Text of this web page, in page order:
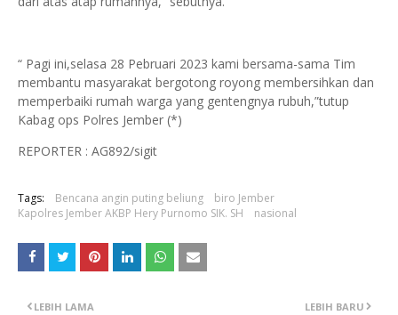
“ Pagi ini,selasa 28 Pebruari 2023 kami bersama-sama Tim
membantu masyarakat bergotong royong membersihkan dan
memperbaiki rumah warga yang gentengnya rubuh,”tutup
Kabag ops Polres Jember (*)
REPORTER : AG892/sigit
Tags: Bencana angin puting beliung
biro Jember
Kapolres Jember AKBP Hery Purnomo SIK. SH
nasional
LEBIH BARU
LEBIH LAMA